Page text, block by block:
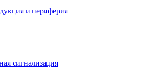
и периферия
сигнализация